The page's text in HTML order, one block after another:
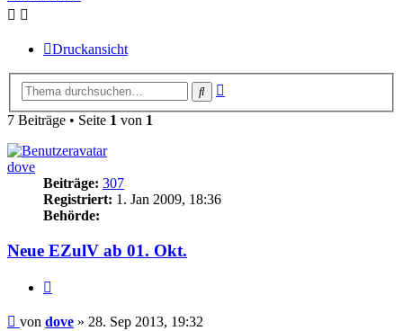
Druckansicht
Suche
7 Beiträge • Seite 1 von 1
dove
Beiträge: 307
Registriert: 1. Jan 2009, 18:36
Behörde:
Neue EZulV ab 01. Okt.
Beitrag
von dove » 28. Sep 2013, 19:32